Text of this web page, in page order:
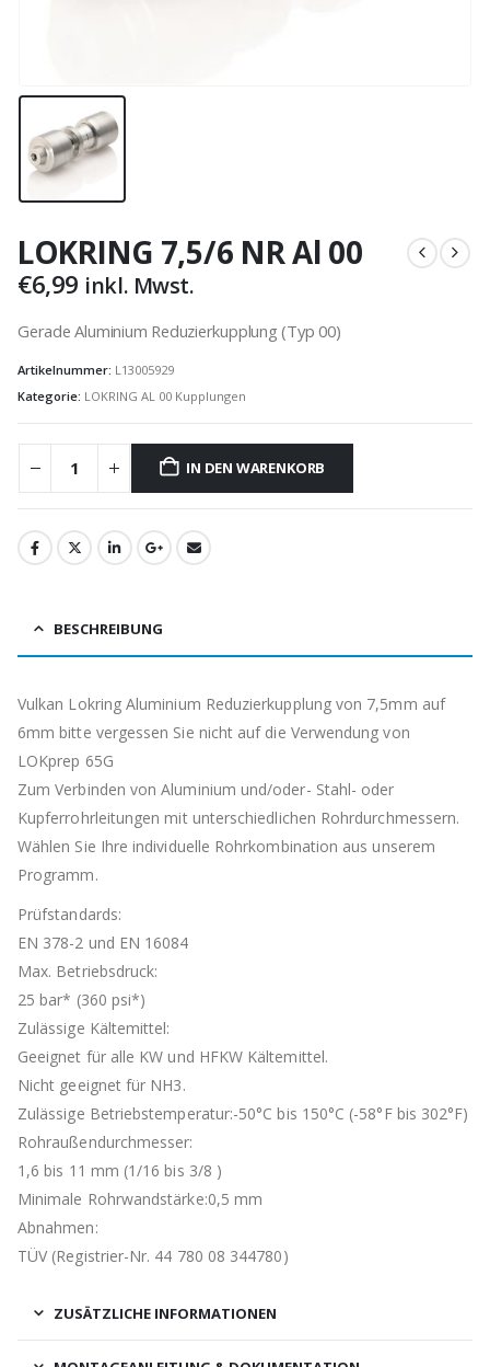
LOKRING 7,5/6 NR Al 00
€6,99 inkl. Mwst.
Gerade Aluminium Reduzierkupplung (Typ 00)
Artikelnummer: L13005929
Kategorie: LOKRING AL 00 Kupplungen
IN DEN WARENKORB
BESCHREIBUNG
Vulkan Lokring Aluminium Reduzierkupplung von 7,5mm auf
6mm bitte vergessen Sie nicht auf die Verwendung von
LOKprep 65G
Zum Verbinden von Aluminium und/oder- Stahl- oder
Kupferrohrleitungen mit unterschiedlichen Rohrdurchmessern.
Wählen Sie Ihre individuelle Rohrkombination aus unserem
Programm.
Prüfstandards:
EN 378-2 und EN 16084
Max. Betriebsdruck:
25 bar* (360 psi*)
Zulässige Kältemittel:
Geeignet für alle KW und HFKW Kältemittel.
Nicht geeignet für NH3.
Zulässige Betriebstemperatur:-50°C bis 150°C (-58°F bis 302°F)
Rohraußendurchmesser:
1,6 bis 11 mm (1/16 bis 3/8 )
Minimale Rohrwandstärke:0,5 mm
Abnahmen:
TÜV (Registrier-Nr. 44 780 08 344780)
ZUSÄTZLICHE INFORMATIONEN